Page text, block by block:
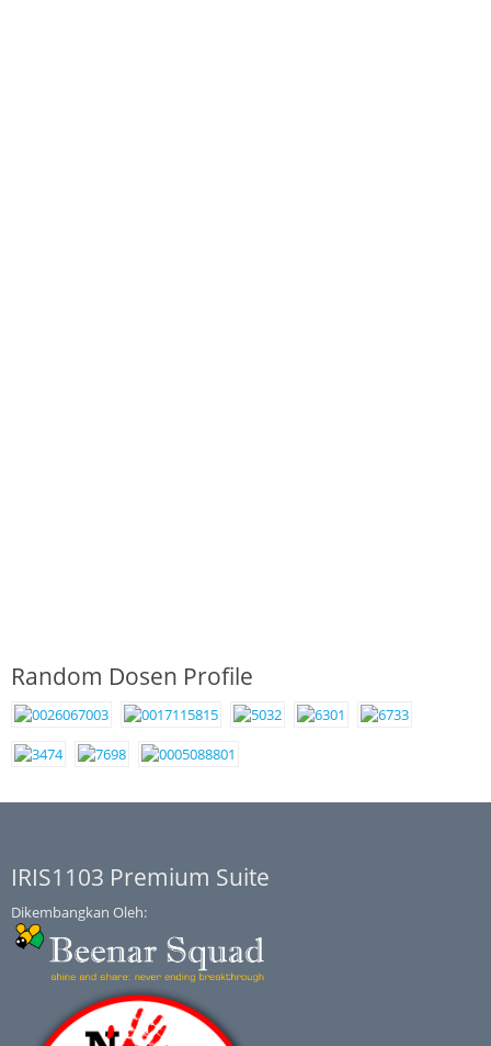
Random Dosen Profile
IRIS1103 Premium Suite
Dikembangkan Oleh: